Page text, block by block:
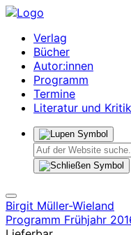
Verlag
Bücher
Autor:innen
Programm
Termine
Literatur und Kritik
Birgit Müller-Wieland
Programm Frühjahr